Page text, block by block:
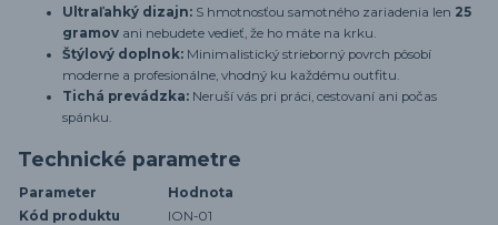
Ultraľahký dizajn: S hmotnosťou samotného zariadenia len 25
gramov ani nebudete vedieť, že ho máte na krku.
Štýlový doplnok: Minimalistický strieborný povrch pôsobí
moderne a profesionálne, vhodný ku každému outfitu.
Tichá prevádzka: Neruší vás pri práci, cestovaní ani počas
spánku.
Technické parametre
Parameter
Hodnota
Kód produktu
ION-01